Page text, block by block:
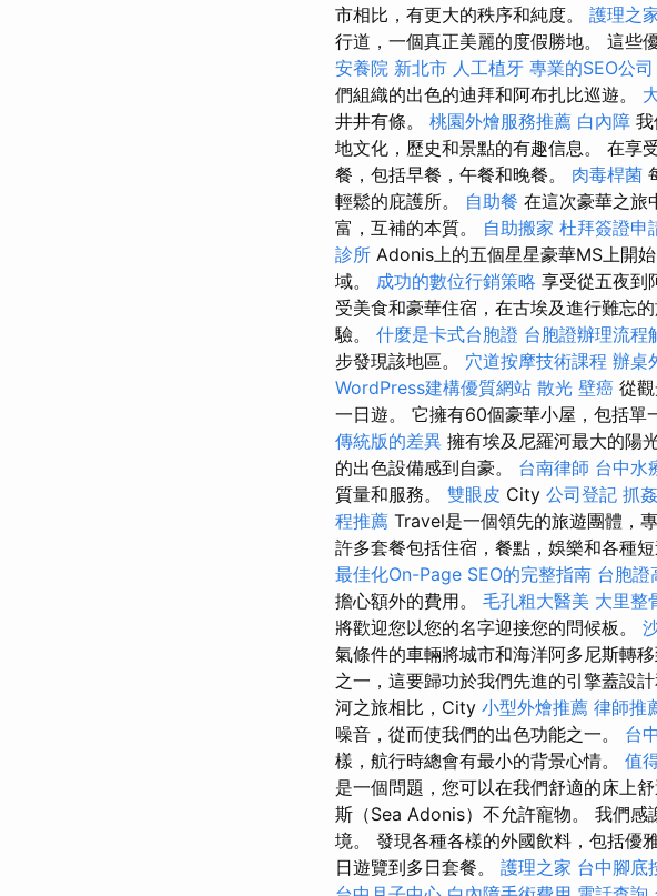
市相比，有更大的秩序和純度。 護理之
行道，一個真正美麗的度假勝地。 這些
安養院 新北市 人工植牙 專業的SEO公司
們組織的出色的迪拜和阿布扎比巡遊。
井井有條。 桃園外燴服務推薦 白內障
地文化，歷史和景點的有趣信息。 在享
餐，包括早餐，午餐和晚餐。 肉毒桿菌
輕鬆的庇護所。 自助餐 在這次豪華之旅
富，互補的本質。 自助搬家 杜拜簽證申
診所 Adonis上的五個星星豪華MS上開
域。 成功的數位行銷策略 享受從五夜到
受美食和豪華住宿，在古埃及進行難忘
驗。 什麼是卡式台胞證 台胞證辦理流程
步發現該地區。 穴道按摩技術課程 辦桌
WordPress建構優質網站 散光 壁癌 從
一日遊。 它擁有60個豪華小屋，包括單
傳統版的差異 擁有埃及尼羅河最大的陽
的出色設備感到自豪。 台南律師 台中水
質量和服務。 雙眼皮 City 公司登記 抓
程推薦 Travel是一個領先的旅遊團體，
許多套餐包括住宿，餐點，娛樂和各種
最佳化On-Page SEO的完整指南 台胞證
擔心額外的費用。 毛孔粗大醫美 大里整
將歡迎您以您的名字迎接您的問候板。
氣條件的車輛將城市和海洋阿多尼斯轉
之一，這要歸功於我們先進的引擎蓋設
河之旅相比，City 小型外燴推薦 律師推
噪音，從而使我們的出色功能之一。 台
樣，航行時總會有最小的背景心情。 值
是一個問題，您可以在我們舒適的床上
斯（Sea Adonis）不允許寵物。 我們感
境。 發現各種各樣的外國飲料，包括優
日遊覽到多日套餐。 護理之家 台中腳底